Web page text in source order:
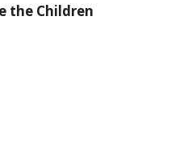
the Children